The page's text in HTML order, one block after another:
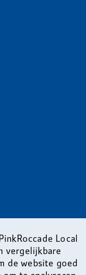
Local
vergelijkbare
de website goed